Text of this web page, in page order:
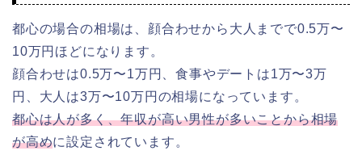
都心の場合の相場は、顔合わせから大人までで0.5万〜
10万円ほどになります。
顔合わせは0.5万〜1万円、食事やデートは1万〜3万
円、大人は3万〜10万円の相場になっています。
都心は人が多く、年収が高い男性が多いことから相場
が高めに設定されています。